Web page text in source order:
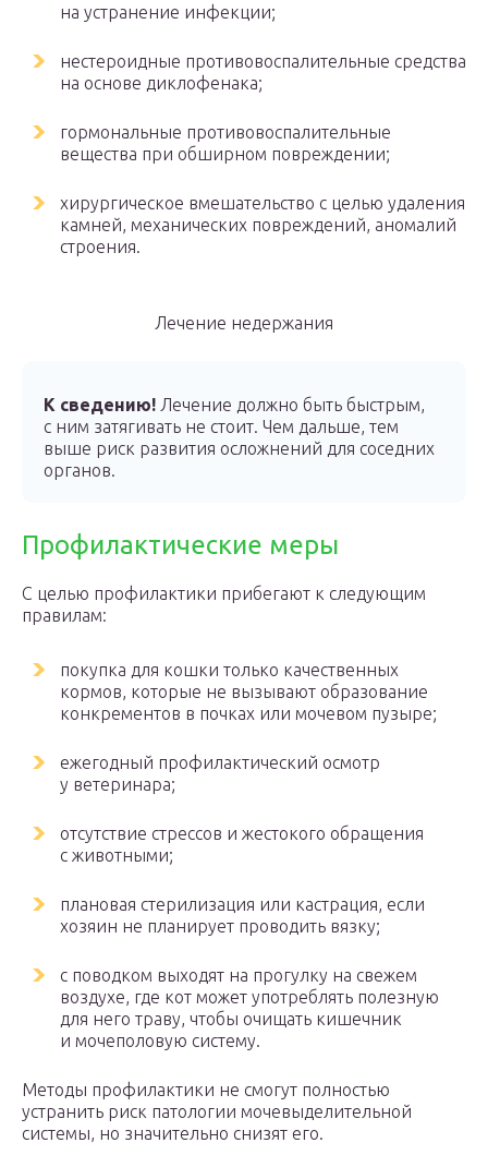
на устранение инфекции;
нестероидные противовоспалительные средства
на основе диклофенака;
гормональные противовоспалительные
вещества при обширном повреждении;
хирургическое вмешательство с целью удаления
камней, механических повреждений, аномалий
строения.
Лечение недержания
К сведению! Лечение должно быть быстрым,
с ним затягивать не стоит. Чем дальше, тем
выше риск развития осложнений для соседних
органов.
Профилактические меры
С целью профилактики прибегают к следующим
правилам:
покупка для кошки только качественных
кормов, которые не вызывают образование
конкрементов в почках или мочевом пузыре;
ежегодный профилактический осмотр
у ветеринара;
отсутствие стрессов и жестокого обращения
с животными;
плановая стерилизация или кастрация, если
хозяин не планирует проводить вязку;
с поводком выходят на прогулку на свежем
воздухе, где кот может употреблять полезную
для него траву, чтобы очищать кишечник
и мочеполовую систему.
Методы профилактики не смогут полностью
устранить риск патологии мочевыделительной
системы, но значительно снизят его.